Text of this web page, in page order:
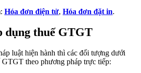
Hóa đơn điện tử, Hóa đơn đặt in.
dụng thuế GTGT
luật hiện hành thì các đối tượng dưới
GTGT theo phương pháp trực tiếp: